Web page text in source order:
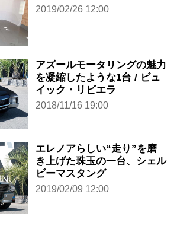
2019/02/26 12:00
アズールモータリングの魅力
を凝縮したような1台 / ビュ
イック・リビエラ
2018/11/16 19:00
エレノアらしい“走り”を磨
き上げた珠玉の一台、シェル
ビーマスタング
2019/02/09 12:00